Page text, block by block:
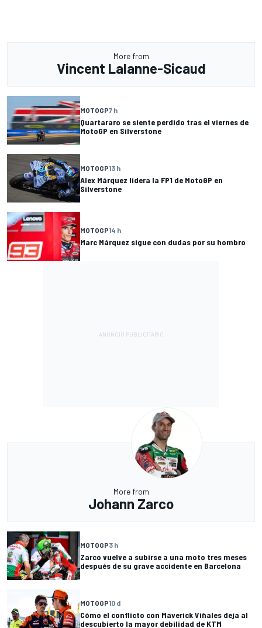
More from
Vincent Lalanne-Sicaud
MOTOGP7 h
Quartararo se siente perdido tras el viernes de
MotoGP en Silverstone
MOTOGP13 h
Alex Márquez lidera la FP1 de MotoGP en
Silverstone
MOTOGP14 h
Marc Márquez sigue con dudas por su hombro
More from
Johann Zarco
MOTOGP3 h
Zarco vuelve a subirse a una moto tres meses
después de su grave accidente en Barcelona
MOTOGP10 d
Cómo el conflicto con Maverick Viñales deja al
descubierto la mayor debilidad de KTM